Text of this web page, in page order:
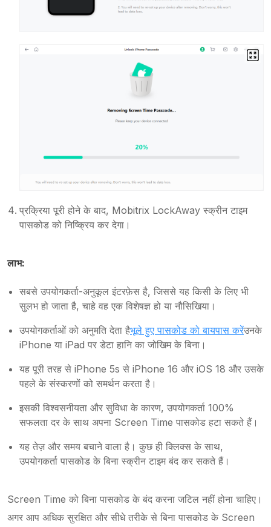
प्रक्रिया पूरी होने के बाद, Mobitrix LockAway स्क्रीन टाइम
पासकोड को निष्क्रिय कर देगा।
लाभ:
सबसे उपयोगकर्ता-अनुकूल इंटरफ़ेस है, जिससे यह किसी के लिए भी
सुलभ हो जाता है, चाहे वह एक विशेषज्ञ हो या नौसिखिया।
उपयोगकर्ताओं को अनुमति देता हैभूले हुए पासकोड को बायपास करेंउनके
iPhone या iPad पर डेटा हानि का जोखिम के बिना।
यह पूरी तरह से iPhone 5s से iPhone 16 और iOS 18 और उसके
पहले के संस्करणों को समर्थन करता है।
इसकी विश्वसनीयता और सुविधा के कारण, उपयोगकर्ता 100%
सफलता दर के साथ अपना Screen Time पासकोड हटा सकते हैं।
यह तेज़ और समय बचाने वाला है। कुछ ही क्लिक्स के साथ,
उपयोगकर्ता पासकोड के बिना स्क्रीन टाइम बंद कर सकते हैं।
Screen Time को बिना पासकोड के बंद करना जटिल नहीं होना चाहिए।
अगर आप अधिक सुरक्षित और सीधे तरीके से बिना पासकोड के Screen